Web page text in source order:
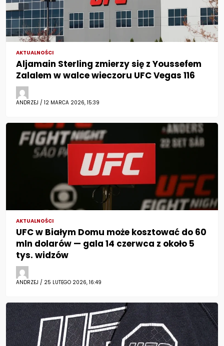
AKTUALNOŚCI
Aljamain Sterling zmierzy się z Youssefem
Zalalem w walce wieczoru UFC Vegas 116
ANDRZEJ / 12 MARCA 2026, 15:39
AKTUALNOŚCI
UFC w Białym Domu może kosztować do 60
mln dolarów — gala 14 czerwca z około 5
tys. widzów
ANDRZEJ / 25 LUTEGO 2026, 16:49